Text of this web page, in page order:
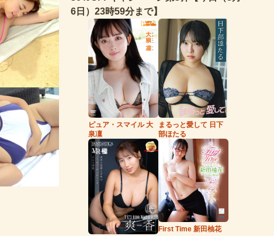
6日）23時59分まで】
ピュア・スマイル 大
泉凜
まるっと愛して 日下
部ほたる
First Time 新田柚花